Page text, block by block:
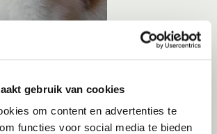
gebruik van cookies
om content en advertenties te
functies voor social media te bieden